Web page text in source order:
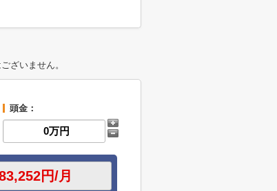
ざいません。
頭金：